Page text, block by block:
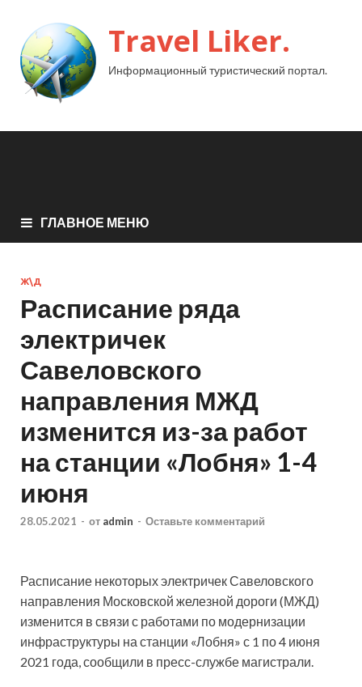
Travel Liker.
Информационный туристический портал.
ГЛАВНОЕ МЕНЮ
Ж\Д
Расписание ряда
электричек
Савеловского
направления МЖД
изменится из-за работ
на станции «Лобня» 1-4
июня
28.05.2021 - от admin - Оставьте комментарий
Расписание некоторых электричек Савеловского
направления Московской железной дороги (МЖД)
изменится в связи с работами по модернизации
инфраструктуры на станции «Лобня» с 1 по 4 июня
2021 года, сообщили в пресс-службе магистрали.